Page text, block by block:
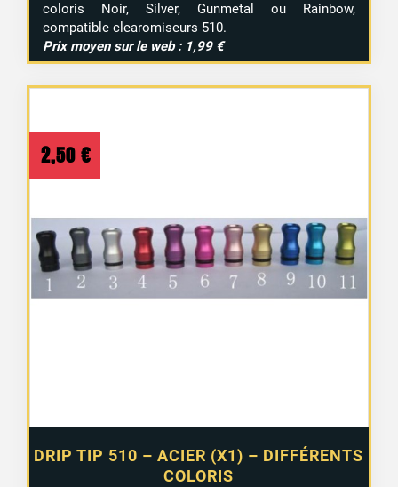
coloris Noir, Silver, Gunmetal ou Rainbow,
compatible clearomiseurs 510.
Prix moyen sur le web : 1,99 €
DRIP TIP 510 – ACIER (X1) – DIFFÉRENTS
COLORIS
2,50 €